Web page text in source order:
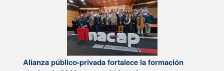
Alianza público-privada fortalece la formación